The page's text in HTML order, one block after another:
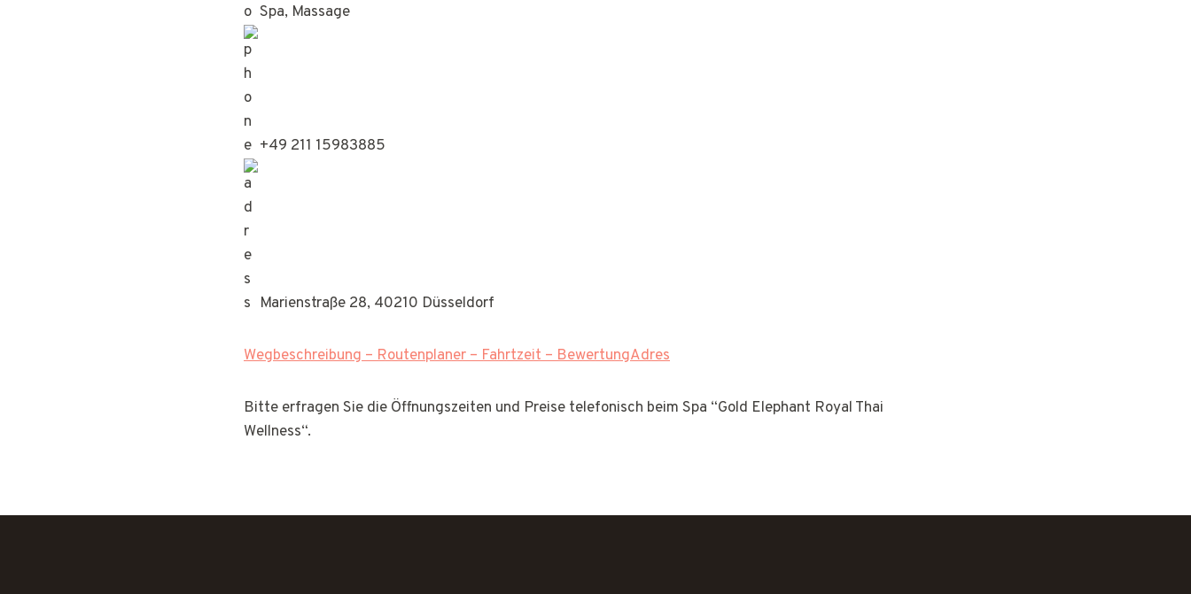
Spa, Massage
+49 211 15983885
Marienstraße 28, 40210 Düsseldorf
Wegbeschreibung – Routenplaner – Fahrtzeit – BewertungAdres
Bitte erfragen Sie die Öffnungszeiten und Preise telefonisch beim Spa “Gold Elephant Royal Thai
Wellness“.